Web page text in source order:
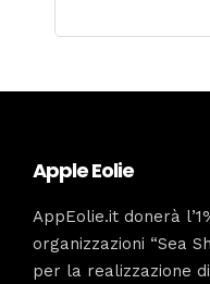
Apple Eolie
AppEolie.it donerà
organizzazioni “Sea
per la realizzazione